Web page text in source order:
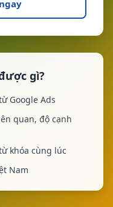
gì?
Google Ads
quan, độ cạnh
khóa cùng lúc
Nam